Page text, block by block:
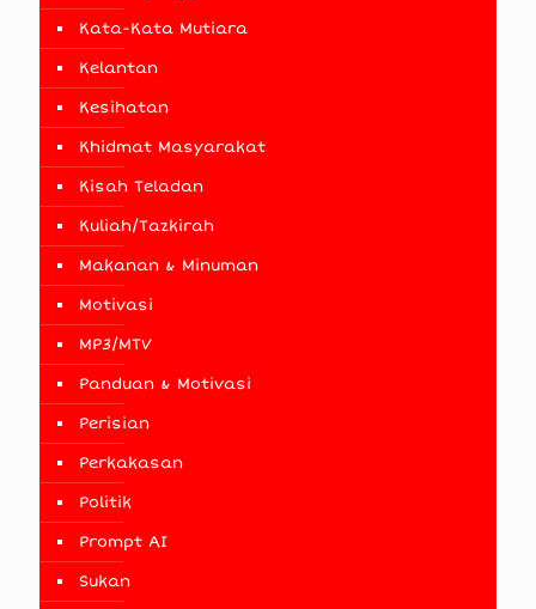
Kata-Kata Mutiara
Kelantan
Kesihatan
Khidmat Masyarakat
Kisah Teladan
Kuliah/Tazkirah
Makanan & Minuman
Motivasi
MP3/MTV
Panduan & Motivasi
Perisian
Perkakasan
Politik
Prompt AI
Sukan